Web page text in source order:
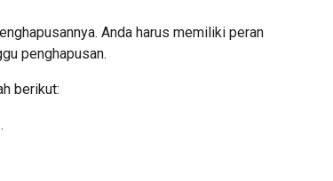
Anda harus memiliki peran
penghapusan.
berikut:
.